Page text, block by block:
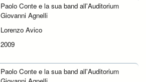
Paolo Conte e la sua band all'Auditorium
Giovanni Agnelli
Lorenzo Avico
2009
Paolo Conte e la sua band all'Auditorium